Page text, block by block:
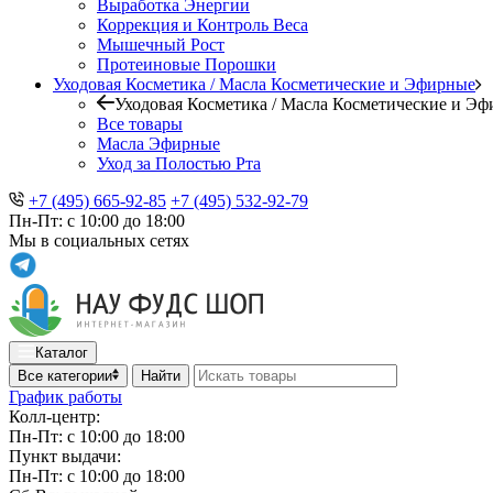
Выработка Энергии
Коррекция и Контроль Веса
Мышечный Рост
Протеиновые Порошки
Уходовая Косметика / Масла Косметические и Эфирные
Уходовая Косметика / Масла Косметические и
Все товары
Масла Эфирные
Уход за Полостью Рта
+7 (495) 665-92-85 +7 (495) 532-92-79
Пн-Пт: с 10:00 до 18:00
Мы в социальных сетях
Каталог
Все категории
Найти
График работы
Колл-центр:
Пн-Пт: с 10:00 до 18:00
Пункт выдачи:
Пн-Пт: с 10:00 до 18:00